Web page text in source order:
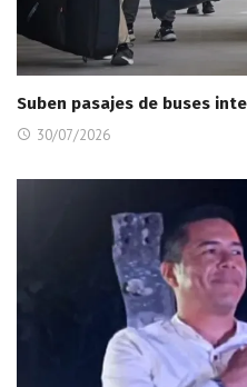
Suben pasajes de buses
30/07/2026